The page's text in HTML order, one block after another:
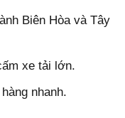
Biên Hòa và Tây
xe tải lớn.
nhanh.